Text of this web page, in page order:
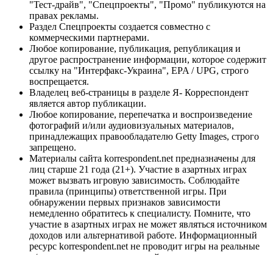
"Тест-драйв", "Спецпроекты", "Промо" публикуются на
правах рекламы.
Раздел Спецпроекты создается совместно с
коммерческими партнерами.
Любое копирование, публикация, републикация и
другое распространение информации, которое содержит
ссылку на "Интерфакс-Украина", EPA / UPG, строго
воспрещается.
Владелец веб-страницы в разделе Я- Корреспондент
является автор публикации.
Любое копирование, перепечатка и воспроизведение
фотографий и/или аудиовизуальных материалов,
принадлежащих правообладателю Getty Images, строго
запрещено.
Материалы сайта korrespondent.net предназначены для
лиц старше 21 года (21+). Участие в азартных играх
может вызвать игровую зависимость. Соблюдайте
правила (принципы) ответственной игры. При
обнаружении первых признаков зависимости
немедленно обратитесь к специалисту. Помните, что
участие в азартных играх не может являться источником
доходов или альтернативой работе. Информационный
ресурс korrespondent.net не проводит игры на реальные